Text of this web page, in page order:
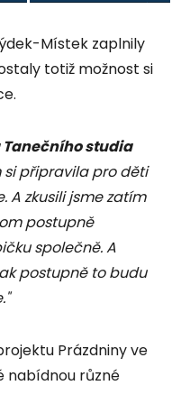
Místek zaplnily
totiž možnost si
studia
si připravila pro děti
A zkusili jsme zatím
postupně
společně. A
postupně to budu
Prázdniny ve
nabídnou různé